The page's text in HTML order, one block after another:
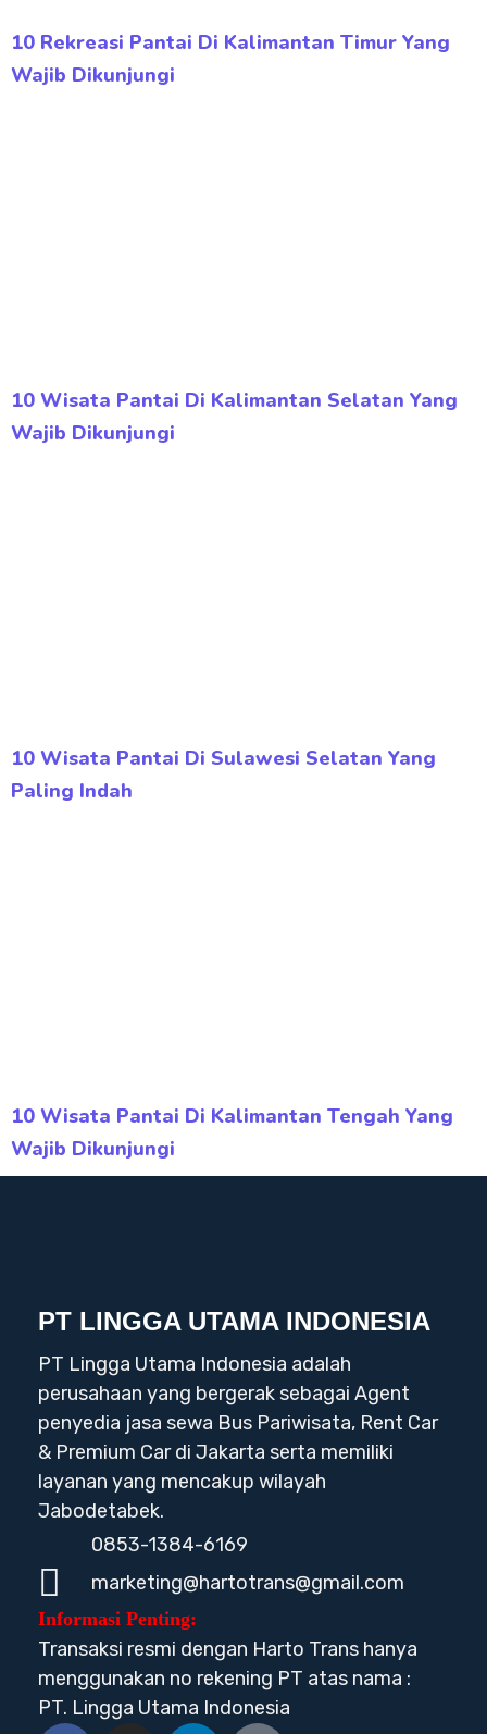
10 Rekreasi Pantai Di Kalimantan Timur Yang
Wajib Dikunjungi
10 Wisata Pantai Di Kalimantan Selatan Yang
Wajib Dikunjungi
10 Wisata Pantai Di Sulawesi Selatan Yang
Paling Indah
10 Wisata Pantai Di Kalimantan Tengah Yang
Wajib Dikunjungi
PT LINGGA UTAMA INDONESIA
PT Lingga Utama Indonesia adalah
perusahaan yang bergerak sebagai Agent
penyedia jasa sewa Bus Pariwisata, Rent Car
& Premium Car di Jakarta serta memiliki
layanan yang mencakup wilayah
Jabodetabek.
0853-1384-6169
marketing@hartotrans@gmail.com
Informasi Penting:
Transaksi resmi dengan Harto Trans hanya
menggunakan no rekening PT atas nama :
PT. Lingga Utama Indonesia